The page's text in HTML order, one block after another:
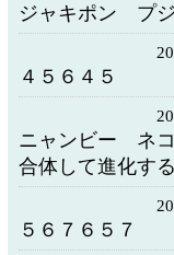
ジャキポン プ
４５６４５
ニャンビー ネ
合体して進化す
５６７６５７